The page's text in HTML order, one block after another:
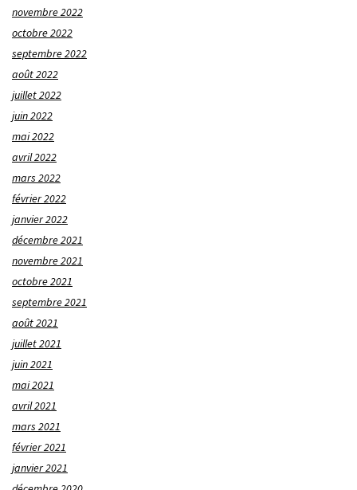
novembre 2022
octobre 2022
septembre 2022
août 2022
juillet 2022
juin 2022
mai 2022
avril 2022
mars 2022
février 2022
janvier 2022
décembre 2021
novembre 2021
octobre 2021
septembre 2021
août 2021
juillet 2021
juin 2021
mai 2021
avril 2021
mars 2021
février 2021
janvier 2021